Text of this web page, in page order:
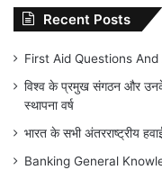
Recent Posts
First Aid Questions
विश्व के प्रमुख संगठन और
स्थापना वर्ष
भारत के सभी अंतरराष्ट्रीय
Banking General